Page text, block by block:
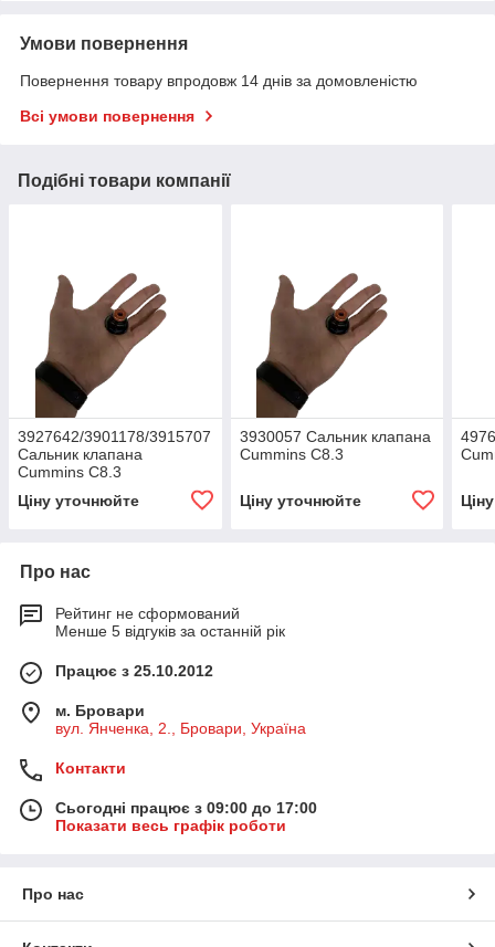
Умови повернення
Повернення товару впродовж 14 днів за домовленістю
Всі умови повернення
Подібні товари компанії
3927642/3901178/3915707
Сальник клапана
Cummins C8.3
Ціну уточнюйте
3930057 Сальник клапана
Cummins C8.3
Ціну уточнюйте
Про нас
Рейтинг не сформований
Менше 5 відгуків за останній рік
Працює з 25.10.2012
м. Бровари
вул. Янченка, 2., Бровари, Україна
Контакти
Сьогодні працює з 09:00 до 17:00
Показати весь графік роботи
Про нас